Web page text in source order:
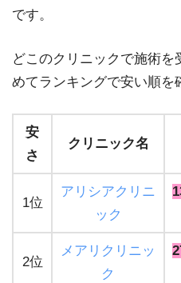
です。
どこのクリニックで施術
めてランキングで安い順を
安
さ
クリニック名
1位
アリシアクリニ
ック
2位
メアリクリニッ
ク